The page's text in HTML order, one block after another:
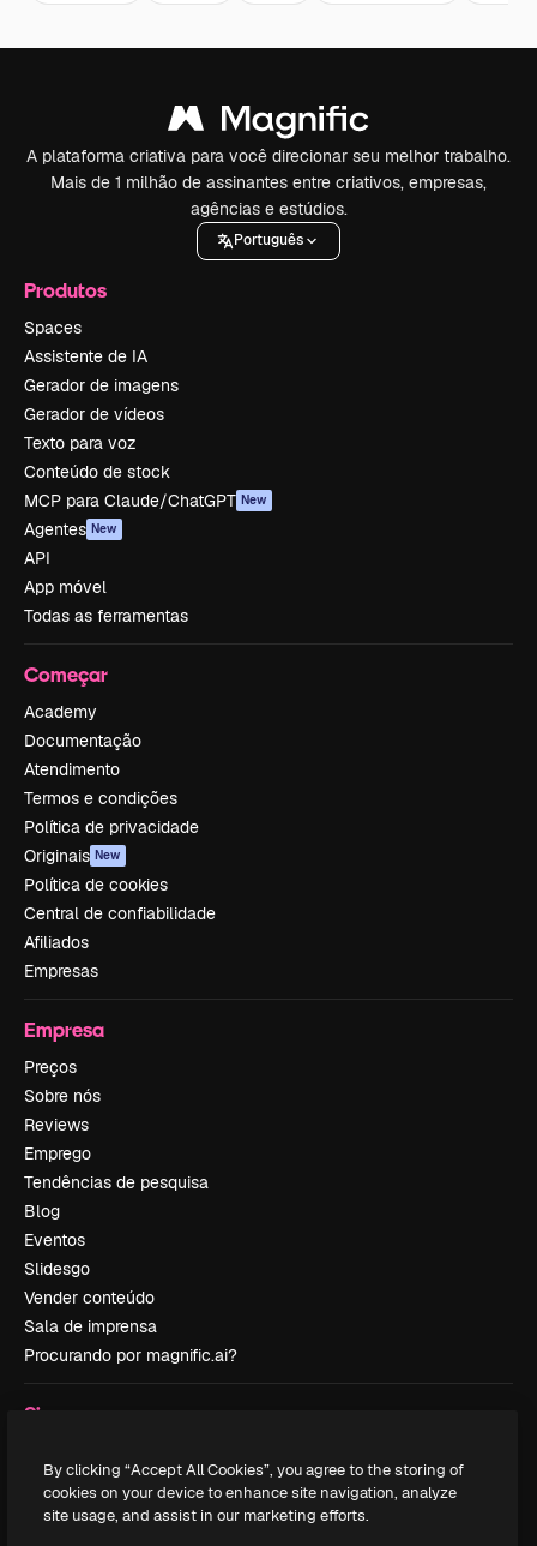
A plataforma criativa para você direcionar seu melhor trabalho.
Mais de 1 milhão de assinantes entre criativos, empresas,
agências e estúdios.
Português
Produtos
Spaces
Assistente de IA
Gerador de imagens
Gerador de vídeos
Texto para voz
Conteúdo de stock
MCP para Claude/ChatGPT New
Agentes New
API
App móvel
Todas as ferramentas
Começar
Academy
Documentação
Atendimento
Termos e condições
Política de privacidade
Originais New
Política de cookies
Central de confiabilidade
Afiliados
Empresas
Empresa
Preços
Sobre nós
Reviews
Emprego
Tendências de pesquisa
Blog
Eventos
Slidesgo
Vender conteúdo
Sala de imprensa
Procurando por magnific.ai?
Siga-nos
Instagram
YouTube
By clicking “Accept All Cookies”, you agree to the storing of
cookies on your device to enhance site navigation, analyze
site usage, and assist in our marketing efforts.